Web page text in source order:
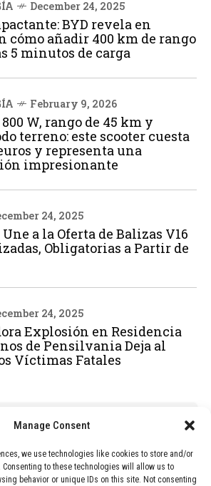
Manage Consent
we use technologies like cookies to store and/or
to these technologies will allow us to
behavior or unique IDs on this site. Not consenting
December 24, 2025
BYD revela en
cómo añadir 400 km de rango
5 minutos de carga
February 9, 2026
W, rango de 45 km y
terreno: este scooter cuesta
y representa una
impresionante
24, 2025
Une a la Oferta de Balizas V16
Obligatorias a Partir de
24, 2025
Explosión en Residencia
de Pensilvania Deja al
Víctimas Fatales